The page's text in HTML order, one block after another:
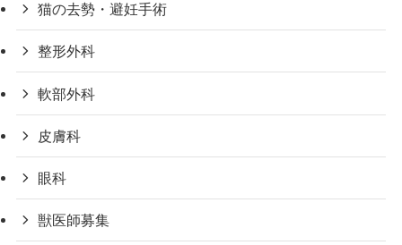
猫の去勢・避妊手術
整形外科
軟部外科
皮膚科
眼科
獣医師募集